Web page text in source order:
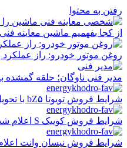
رفتن به محتوا
از کجا بفهمیم ماشین معاینه
روغن موتور خودرو: راز
مدیر فنی ناوگان؛ حلقه گمشده
شرایط فروش تویوتا bZ۵ با تحویل ۷ روزه اعلام شد – مرداد ۱۴۰۵
شرایط فروش کوییک S اعلام شد – مرداد ۱۴۰۵
شرایط فروش نیسان وانت اعلام شد